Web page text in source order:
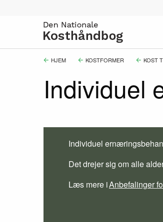
hovedindhold
Brødkrumme
HJEM KOSTFORMER KOST
Individuel
Individuel
Det drejer sig om alle
Læs mere iAnbefalinger